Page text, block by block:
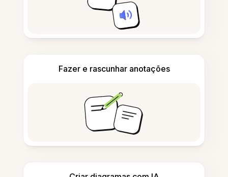
Fazer e rascunhar anotações